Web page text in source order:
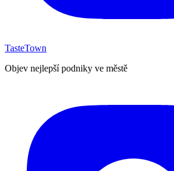
TasteTown
Objev nejlepší podniky ve městě